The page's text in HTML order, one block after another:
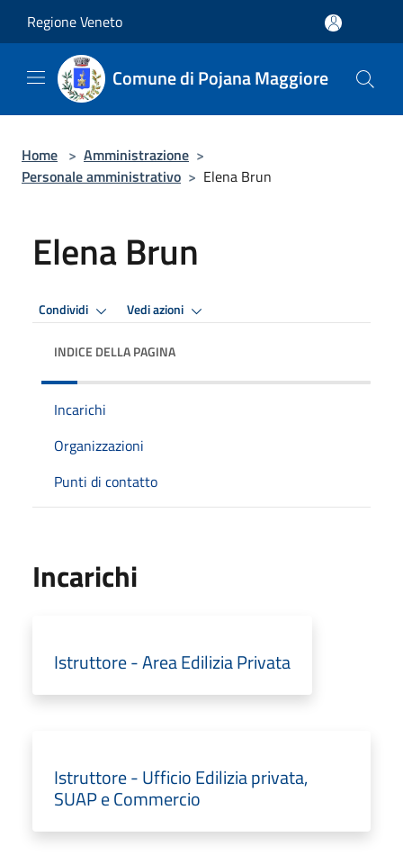
Regione Veneto
Comune di Pojana Maggiore
Home > Amministrazione >
Personale amministrativo > Elena Brun
Elena Brun
Condividi Vedi azioni
INDICE DELLA PAGINA
Incarichi
Organizzazioni
Punti di contatto
Incarichi
Istruttore - Area Edilizia Privata
Istruttore - Ufficio Edilizia privata,
SUAP e Commercio